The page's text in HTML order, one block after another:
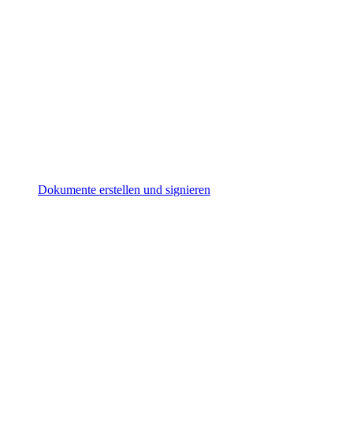
Dokumente erstellen und signieren